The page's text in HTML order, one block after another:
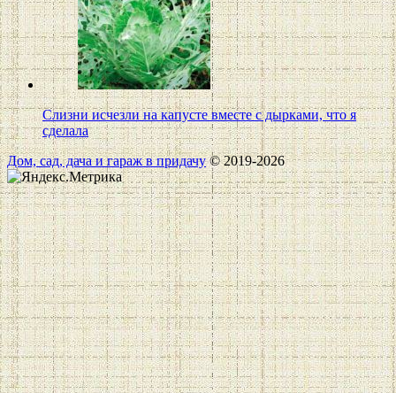
Слизни исчезли на капусте вместе с дырками, что я
сделала
Дом, сад, дача и гараж в придачу© 2019-2026